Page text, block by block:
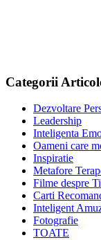
Categorii
Dezvoltare
Leadership
Inteligenta
Oameni care
Inspiratie
Metafore
Filme despre
Carti
Inteligent
Fotografie
TOATE